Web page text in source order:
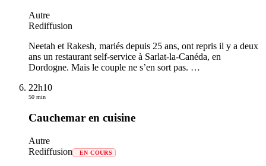
Autre
Rediffusion
Neetah et Rakesh, mariés depuis 25 ans, ont repris il y a deux
ans un restaurant self-service à Sarlat-la-Canéda, en
Dordogne. Mais le couple ne s’en sort pas. …
22h10
50 min
Cauchemar en cuisine
Autre
Rediffusion
EN COURS